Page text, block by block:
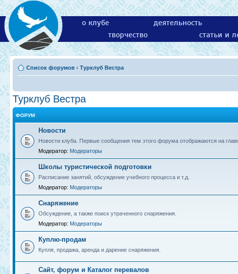
о клубе деятельность
творчество
статьи и
Список форумов ‹ Турклуб Вестра
Турклуб Вестра
ФОРУМ
Новости
Новости клуба. Первые сообщения тем этого форума отображаются на
Модератор: Модераторы
Школы туристической подготовки
Расписание занятий, обсуждение учебного процесса и т.д.
Модератор: Модераторы
Снаряжение
Обсуждение, а также поиск утраченного снаряжения.
Модератор: Модераторы
Куплю-продам
Купля, продажа, аренда и дарение снаряжения.
Сайт, форум и Каталог перевалов